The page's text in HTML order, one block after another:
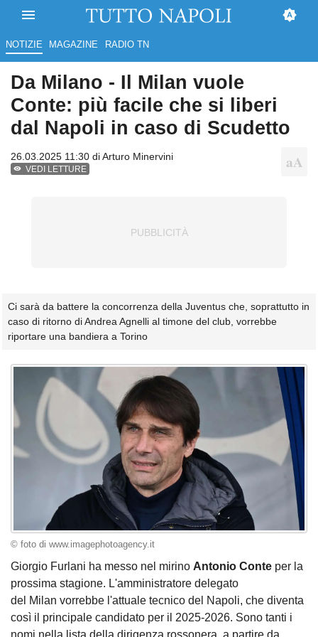
NOTIZIE MAGAZINE RADIO TN
Da Milano - Il Milan vuole
Conte: più facile che si liberi
dal Napoli in caso di Scudetto
26.03.2025 11:30 diArturo Minervini
VEDI LETTURE
Ci sarà da battere la concorrenza della Juventus che, soprattutto in
caso di ritorno di Andrea Agnelli al timone del club, vorrebbe
riportare una bandiera a Torino
© foto di www.imagephotoagency.it
Giorgio Furlani ha messo nel mirino Antonio Conte per la
prossima stagione. L'amministratore delegato
del Milan vorrebbe l'attuale tecnico del Napoli, che diventa
così il principale candidato per il 2025-2026. Sono tanti i